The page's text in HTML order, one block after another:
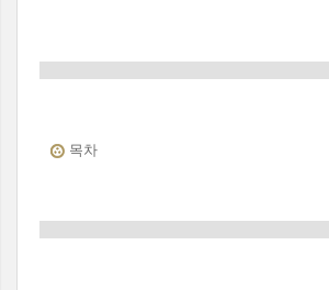
목차